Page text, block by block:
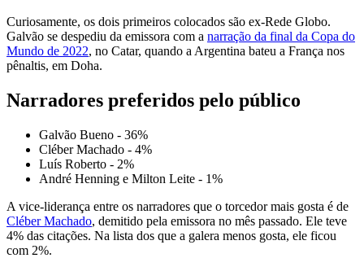
Curiosamente, os dois primeiros colocados são ex-Rede Globo.
Galvão se despediu da emissora com a narração da final da Copa do
Mundo de 2022, no Catar, quando a Argentina bateu a França nos
pênaltis, em Doha.
Narradores preferidos pelo público
Galvão Bueno - 36%
Cléber Machado - 4%
Luís Roberto - 2%
André Henning e Milton Leite - 1%
A vice-liderança entre os narradores que o torcedor mais gosta é de
Cléber Machado, demitido pela emissora no mês passado. Ele teve
4% das citações. Na lista dos que a galera menos gosta, ele ficou
com 2%.